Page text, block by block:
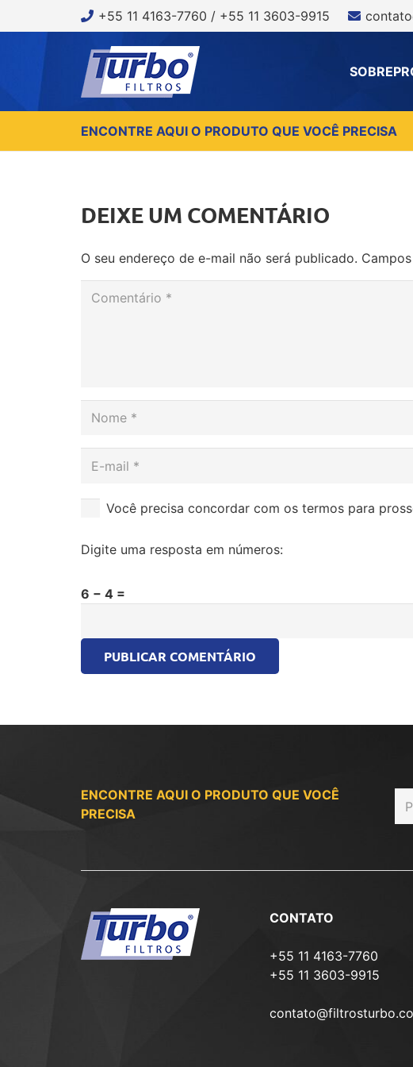
+55 11 4163-7760 / +55 11 3603-9915
SOBRE
ENCONTRE AQUI O PRODUTO QUE VOCÊ PRECISA
DEIXE UM COMENTÁRIO
O seu endereço de e-mail não será publicado.
Você precisa concordar com os termos para
Digite uma resposta em números:
6 − 4 =
PUBLICAR COMENTÁRIO
ENCONTRE AQUI O PRODUTO QUE VOCÊ
PRECISA
CONTATO
+55 11 4163-7760
+55 11 3603-9915